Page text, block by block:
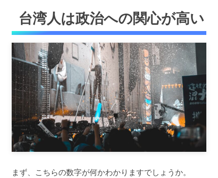
台湾人は政治への関心が高い
まず、こちらの数字が何かわかりますでしょうか。